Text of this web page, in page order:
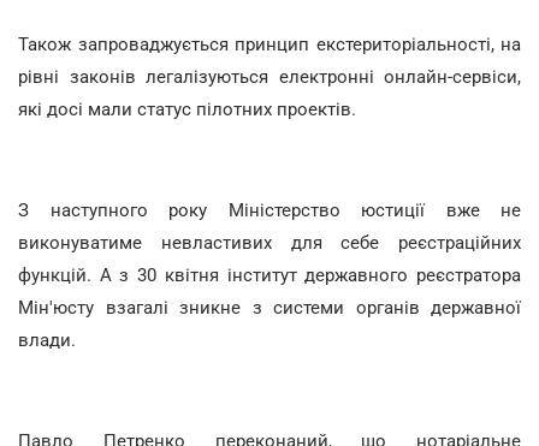
Також запроваджується принцип екстериторіальності, на
рівні законів легалізуються електронні онлайн-сервіси,
які досі мали статус пілотних проектів.
З наступного року Міністерство юстиції вже не
виконуватиме невластивих для себе реєстраційних
функцій. А з 30 квітня інститут державного реєстратора
Мін'юсту взагалі зникне з системи органів державної
влади.
Павло Петренко переконаний, що нотаріальне